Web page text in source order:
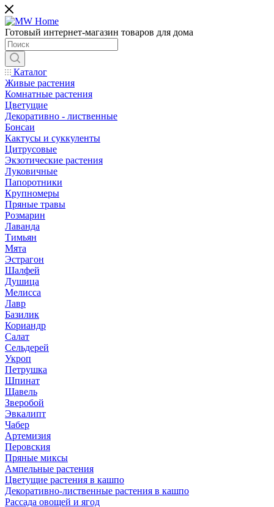
Готовый интернет-магазин товаров для дома
Каталог
Живые растения
Комнатные растения
Цветущие
Декоративно - лиственные
Бонсаи
Кактусы и суккуленты
Цитрусовые
Экзотические растения
Луковичные
Папоротники
Крупномеры
Пряные травы
Розмарин
Лаванда
Тимьян
Мята
Эстрагон
Шалфей
Душица
Мелисса
Лавр
Базилик
Кориандр
Салат
Сельдерей
Укроп
Петрушка
Шпинат
Щавель
Зверобой
Эвкалипт
Чабер
Артемизия
Перовския
Пряные миксы
Ампельные растения
Цветущие растения в кашпо
Декоративно-лиственные растения в кашпо
Рассада овощей и ягод